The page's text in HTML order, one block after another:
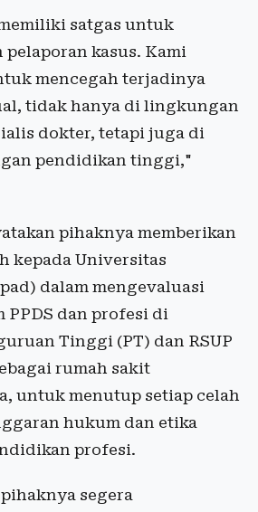
satgas untuk
pelaporan kasus. Kami
mencegah terjadinya
tidak hanya di lingkungan
dokter, tetapi juga di
pendidikan tinggi,"
pihaknya memberikan
kepada Universitas
dalam mengevaluasi
PPDS dan profesi di
Tinggi (PT) dan RSUP
rumah sakit
untuk menutup setiap celah
hukum dan etika
profesi.
segera